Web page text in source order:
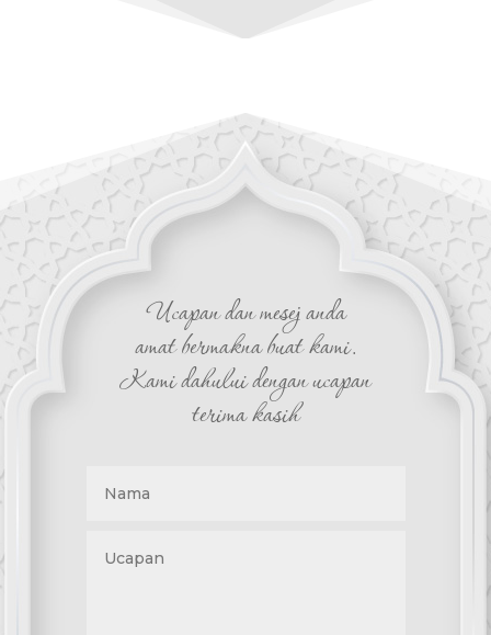
Ucapan dan mesej anda
amat bermakna buat kami.
Kami dahului dengan ucapan
terima kasih